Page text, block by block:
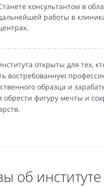
консультантом в
работы в
открыты для тех,
востребованную
образца и
обрести фигуру мечты и
об институте